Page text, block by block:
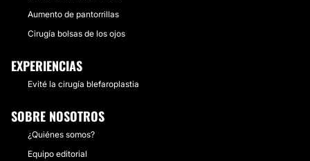
Aumento de pantorrillas
Cirugía bolsas de los ojos
EXPERIENCIAS
Evité la cirugía blefaroplastia
SOBRE NOSOTROS
¿Quiénes somos?
Equipo editorial